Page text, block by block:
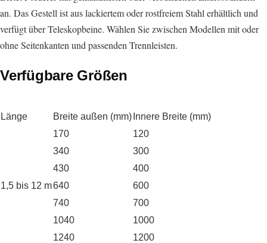
an. Das Gestell ist aus lackiertem oder rostfreiem Stahl erhältlich und
verfügt über Teleskopbeine. Wählen Sie zwischen Modellen mit oder
ohne Seitenkanten und passenden Trennleisten.
Verfügbare Größen
Länge Breite außen (mm) Innere Breite (mm)
1,5 bis 12 m
170
120
340
300
430
400
640
600
740
700
1040
1000
1240
1200